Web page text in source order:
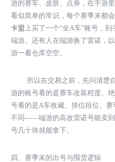
游的赛车、皮肤、点券，在手游
看似简单的常识，每个赛季末都
卡盟上买了一个“全A车”账号，
端游。还有人在端游换了雷诺，
游一看仓库空空。
所以在交易之前，先问清楚
游的账号看的是赛车改装程度、
号看的是A车收藏、排位段位、
不同——端游的高改雷诺号能卖
号几十块就能拿下。
四、赛季末的出号与囤货逻辑